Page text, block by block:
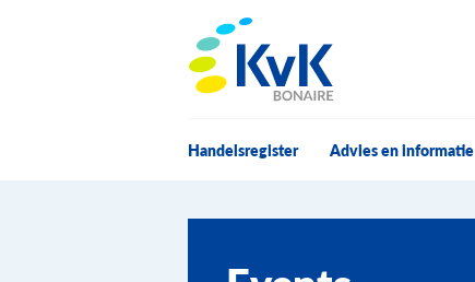
Handelsregister Advies en informatie